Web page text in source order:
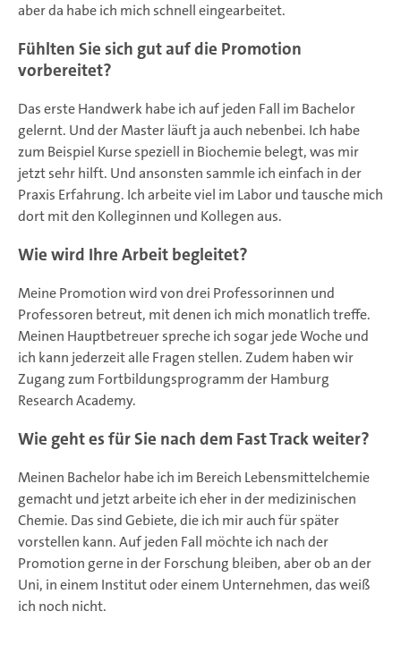
aber da habe ich mich schnell eingearbeitet.
Fühlten Sie sich gut auf die Promotion
vorbereitet?
Das erste Handwerk habe ich auf jeden Fall im Bachelor
gelernt. Und der Master läuft ja auch nebenbei. Ich habe
zum Beispiel Kurse speziell in Biochemie belegt, was mir
jetzt sehr hilft. Und ansonsten sammle ich einfach in der
Praxis Erfahrung. Ich arbeite viel im Labor und tausche mich
dort mit den Kolleginnen und Kollegen aus.
Wie wird Ihre Arbeit begleitet?
Meine Promotion wird von drei Professorinnen und
Professoren betreut, mit denen ich mich monatlich treffe.
Meinen Hauptbetreuer spreche ich sogar jede Woche und
ich kann jederzeit alle Fragen stellen. Zudem haben wir
Zugang zum Fortbildungsprogramm der Hamburg
Research Academy.
Wie geht es für Sie nach dem Fast Track weiter?
Meinen Bachelor habe ich im Bereich Lebensmittelchemie
gemacht und jetzt arbeite ich eher in der medizinischen
Chemie. Das sind Gebiete, die ich mir auch für später
vorstellen kann. Auf jeden Fall möchte ich nach der
Promotion gerne in der Forschung bleiben, aber ob an der
Uni, in einem Institut oder einem Unternehmen, das weiß
ich noch nicht.